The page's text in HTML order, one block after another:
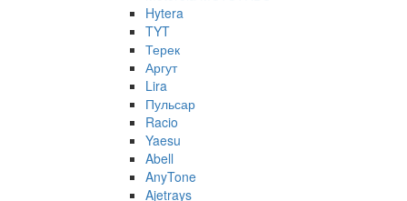
Hytera
TYT
Терек
Аргут
Lira
Пульсар
Racio
Yaesu
Abell
AnyTone
Ajetrays